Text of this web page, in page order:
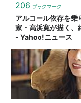
泡日
206 ブックマーク
アルコール依存を乗
家・高浜寛が描く、
- Yahoo!ニュース